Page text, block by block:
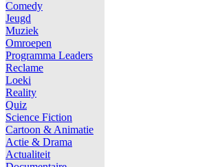
Comedy
Jeugd
Muziek
Omroepen
Programma Leaders
Reclame
Loeki
Reality
Quiz
Science Fiction
Cartoon & Animatie
Actie & Drama
Actualiteit